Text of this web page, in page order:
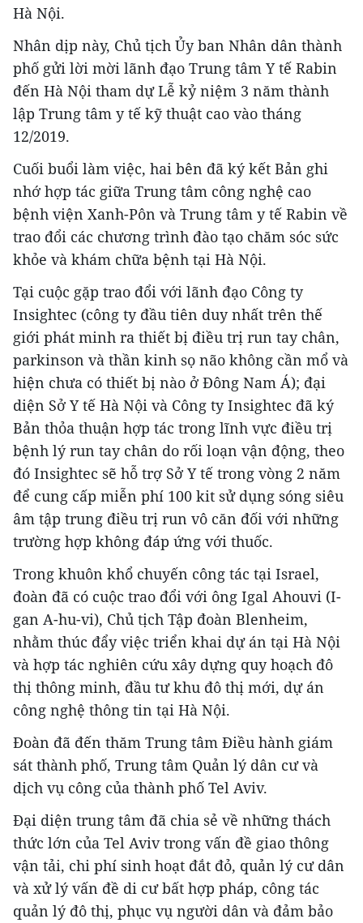
Hà Nội.
Nhân dịp này, Chủ tịch Ủy ban Nhân dân thành
phố gửi lời mời lãnh đạo Trung tâm Y tế Rabin
đến Hà Nội tham dự Lễ kỷ niệm 3 năm thành
lập Trung tâm y tế kỹ thuật cao vào tháng
12/2019.
Cuối buổi làm việc, hai bên đã ký kết Bản ghi
nhớ hợp tác giữa Trung tâm công nghệ cao
bệnh viện Xanh-Pôn và Trung tâm y tế Rabin về
trao đổi các chương trình đào tạo chăm sóc sức
khỏe và khám chữa bệnh tại Hà Nội.
Tại cuộc gặp trao đổi với lãnh đạo Công ty
Insightec (công ty đầu tiên duy nhất trên thế
giới phát minh ra thiết bị điều trị run tay chân,
parkinson và thần kinh sọ não không cần mổ và
hiện chưa có thiết bị nào ở Đông Nam Á); đại
diện Sở Y tế Hà Nội và Công ty Insightec đã ký
Bản thỏa thuận hợp tác trong lĩnh vực điều trị
bệnh lý run tay chân do rối loạn vận động, theo
đó Insightec sẽ hỗ trợ Sở Y tế trong vòng 2 năm
để cung cấp miễn phí 100 kit sử dụng sóng siêu
âm tập trung điều trị run vô căn đối với những
trường hợp không đáp ứng với thuốc.
Trong khuôn khổ chuyến công tác tại Israel,
đoàn đã có cuộc trao đổi với ông Igal Ahouvi (I-
gan A-hu-vi), Chủ tịch Tập đoàn Blenheim,
nhằm thúc đẩy việc triển khai dự án tại Hà Nội
và hợp tác nghiên cứu xây dựng quy hoạch đô
thị thông minh, đầu tư khu đô thị mới, dự án
công nghệ thông tin tại Hà Nội.
Đoàn đã đến thăm Trung tâm Điều hành giám
sát thành phố, Trung tâm Quản lý dân cư và
dịch vụ công của thành phố Tel Aviv.
Đại diện trung tâm đã chia sẻ về những thách
thức lớn của Tel Aviv trong vấn đề giao thông
vận tải, chi phí sinh hoạt đắt đỏ, quản lý cư dân
và xử lý vấn đề di cư bất hợp pháp, công tác
quản lý đô thị, phục vụ người dân và đảm bảo